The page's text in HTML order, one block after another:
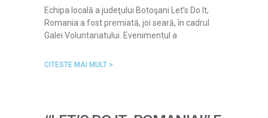
Echipa locală a judeţului Botoşani Let’s Do It,
Romania a fost premiată, joi seară, în cadrul
Galei Voluntariatului. Evenimentul a
CITESTE MAI MULT >